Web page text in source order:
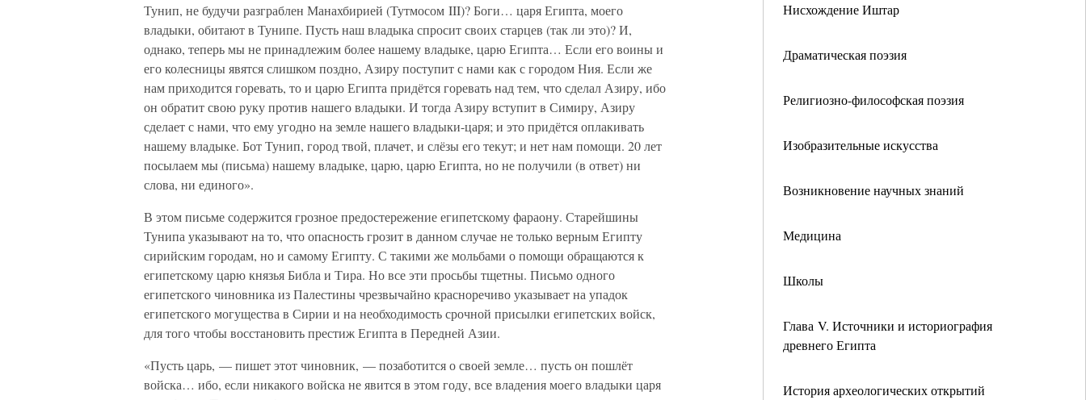
Нисхождение Иштар
Драматическая поэзия
Религиозно-философская поэзия
Изобразительные искусства
Возникновение научных знаний
Медицина
Школы
Глава V. Источники и историография
древнего Египта
История археологических открытий
Тунип, не будучи разграблен Манахбирией (Тутмосом III)? Боги… царя Египта, моего
владыки, обитают в Тунипе. Пусть наш владыка спросит своих старцев (так ли это)? И,
однако, теперь мы не принадлежим более нашему владыке, царю Египта… Если его воины и
его колесницы явятся слишком поздно, Азиру поступит с нами как с городом Ния. Если же
нам приходится горевать, то и царю Египта придётся горевать над тем, что сделал Азиру, ибо
он обратит свою руку против нашего владыки. И тогда Азиру вступит в Симиру, Азиру
сделает с нами, что ему угодно на земле нашего владыки-царя; и это придётся оплакивать
нашему владыке. Бот Тунип, город твой, плачет, и слёзы его текут; и нет нам помощи. 20 лет
посылаем мы (письма) нашему владыке, царю, царю Египта, но не получили (в ответ) ни
слова, ни единого».
В этом письме содержится грозное предостережение египетскому фараону. Старейшины
Тунипа указывают на то, что опасность грозит в данном случае не только верным Египту
сирийским городам, но и самому Египту. С такими же мольбами о помощи обращаются к
египетскому царю князья Библа и Тира. Но все эти просьбы тщетны. Письмо одного
египетского чиновника из Палестины чрезвычайно красноречиво указывает на упадок
египетского могущества в Сирии и на необходимость срочной присылки египетских войск,
для того чтобы восстановить престиж Египта в Передней Азии.
«Пусть царь, — пишет этот чиновник, — позаботится о своей земле… пусть он пошлёт
войска… ибо, если никакого войска не явится в этом году, все владения моего владыки царя